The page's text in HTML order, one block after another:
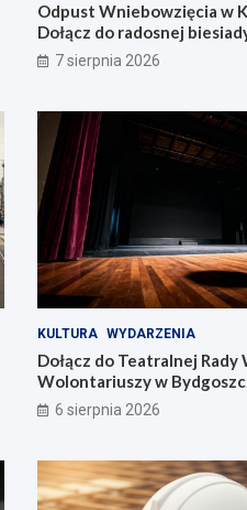
Odpust Wniebowzięcia w
Dołącz do radosnej
7 sierpnia 2026
KULTURA WYDARZENIA
Dołącz do Teatralnej Rady
Wolontariuszy w
6 sierpnia 2026